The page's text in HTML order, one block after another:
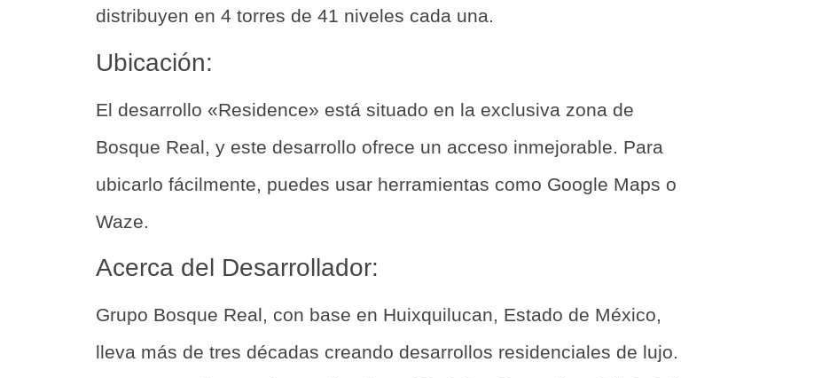
distribuyen en 4 torres de 41 niveles cada una.
Ubicación:
El desarrollo «Residence» está situado en la exclusiva zona de
Bosque Real, y este desarrollo ofrece un acceso inmejorable. Para
ubicarlo fácilmente, puedes usar herramientas como Google Maps o
Waze.
Acerca del Desarrollador:
Grupo Bosque Real, con base en Huixquilucan, Estado de México,
lleva más de tres décadas creando desarrollos residenciales de lujo.